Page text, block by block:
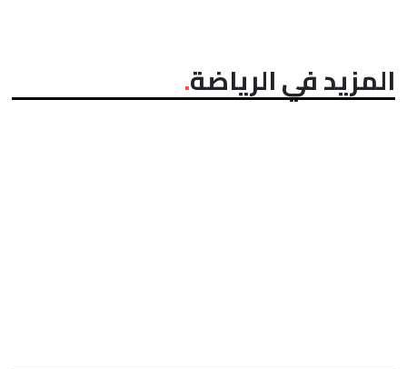
المزيد في الرياضة